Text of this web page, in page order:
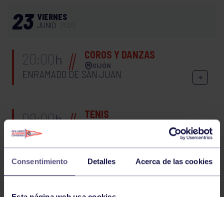
Consentimiento Detalles Acerca de las cookies
23 VIERNES
JUNIO
20:00h COROS Y DANZAS
GIJÓN
ENRAMADO DE SAN JUAN
09:00h TENIS
TORNEO DOBLES
TORNEO TENIS DOBLES SUB 10 MASCULINO